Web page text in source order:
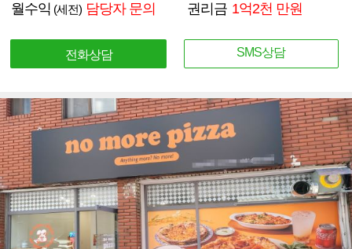
월수익 (세전) 담당자 문의 권리금 1억2천 만원
전화상담 SMS상담